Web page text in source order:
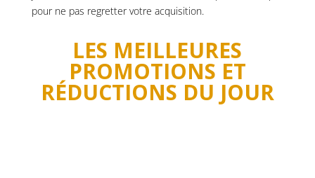
pour ne pas regretter votre acquisition.
LES MEILLEURES
PROMOTIONS ET
RÉDUCTIONS DU JOUR